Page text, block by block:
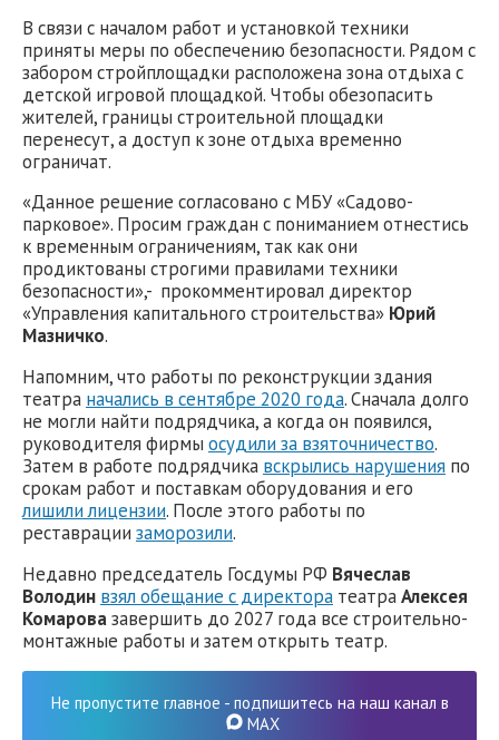
В связи с началом работ и установкой техники
приняты меры по обеспечению безопасности. Рядом с
забором стройплощадки расположена зона отдыха с
детской игровой площадкой. Чтобы обезопасить
жителей, границы строительной площадки
перенесут, а доступ к зоне отдыха временно
ограничат.
«Данное решение согласовано с МБУ «Садово-
парковое». Просим граждан с пониманием отнестись
к временным ограничениям, так как они
продиктованы строгими правилами техники
безопасности»,- прокомментировал директор
«Управления капитального строительства» Юрий
Мазничко.
Напомним, что работы по реконструкции здания
театра начались в сентябре 2020 года. Сначала долго
не могли найти подрядчика, а когда он появился,
руководителя фирмы осудили за взяточничество.
Затем в работе подрядчика вскрылись нарушения по
срокам работ и поставкам оборудования и его
лишили лицензии. После этого работы по
реставрации заморозили.
Недавно председатель Госдумы РФ Вячеслав
Володин взял обещание с директора театраАлексея
Комаровазавершить до 2027 года все строительно-
монтажные работы и затем открыть театр.
Не пропустите главное - подпишитесь на наш канал в
MAX